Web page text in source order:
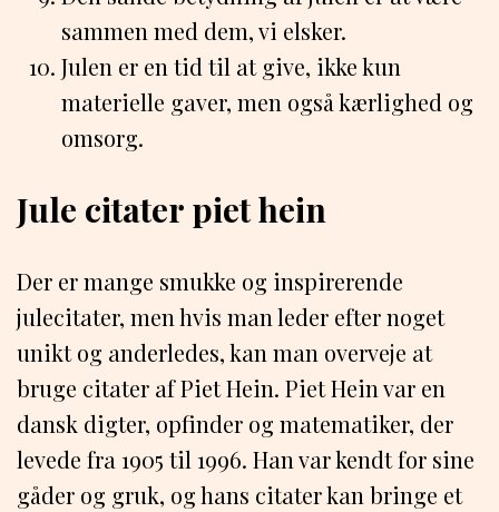
sammen med dem, vi elsker.
Julen er en tid til at give, ikke kun
materielle gaver, men også kærlighed og
omsorg.
Jule citater piet hein
Der er mange smukke og inspirerende
julecitater, men hvis man leder efter noget
unikt og anderledes, kan man overveje at
bruge citater af Piet Hein. Piet Hein var en
dansk digter, opfinder og matematiker, der
levede fra 1905 til 1996. Han var kendt for sine
gåder og gruk, og hans citater kan bringe et